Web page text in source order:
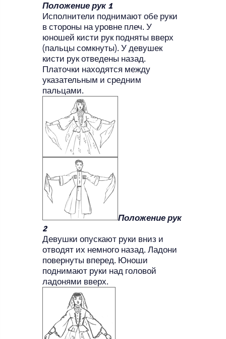
Положение рук 1
Исполнители поднимают обе руки
в стороны на уровне плеч. У
юношей кисти рук подняты вверх
(пальцы сомкнуты). У девушек
кисти рук отведены назад.
Платочки находятся между
указательным и средним
пальцами.
Положение рук
2
Девушки опускают руки вниз и
отводят их немного назад. Ладони
повернуты вперед. Юноши
поднимают руки над головой
ладонями вверх.